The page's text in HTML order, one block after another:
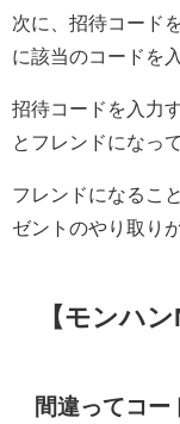
次に、招待コード
に該当のコードを
招待コードを入力
とフレンドになっ
フレンドになるこ
ゼントのやり取り
【モンハ
間違ってコー